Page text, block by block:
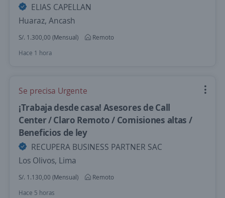
ELIAS CAPELLAN
Huaraz, Ancash
S/. 1.300,00 (Mensual)
Remoto
Hace 1 hora
Se precisa Urgente
¡Trabaja desde casa! Asesores de Call
Center / Claro Remoto / Comisiones altas /
Beneficios de ley
RECUPERA BUSINESS PARTNER SAC
Los Olivos, Lima
S/. 1.130,00 (Mensual)
Remoto
Hace 5 horas